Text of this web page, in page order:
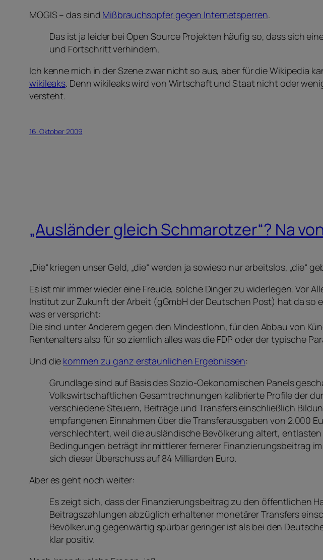
MOGIS – das sind Mißbrauchsopfer gegen Internetsperren.
Das ist ja leider bei Open Source Projekten häufig so, dass sich
und Fortschritt verhindern.
Ich kenne mich in der Szene zwar nicht so aus, aber für die Wikipedia
wikileaks. Denn wikileaks wird von Wirtschaft und Staat nicht oder
versteht.
16. Oktober 2009
„Ausländer gleich Schmarotzer“? Na
„Die“ kriegen unser Geld, „die“ werden ja sowieso nur arbeitslos, „die“
Es ist mir immer wieder eine Freude, solche Dinger zu widerlegen. Vor
Institut zur Zukunft der Arbeit (gGmbH der Deutschen Post) hat da so
was er verspricht:
Die sind unter Anderem gegen den Mindestlohn, für den Abbau von
Rentenalters also für so ziemlich alles was die FDP oder der typische
Und die kommen zu ganz erstaunlichen Ergebnissen:
Grundlage sind auf Basis des Sozio-Oekonomischen Panels
Volkswirtschaftlichen Gesamtrechnungen kalibrierte Profile der
verschiedene Steuern, Beiträge und Transfers einschließlich
empfangenen Einnahmen über die Transferausgaben von 2.000
verschlechtert, weil die ausländische Bevölkerung altert,
Bedingungen beträgt ihr mittlerer fernerer Finanzierungsbeitrag
sich dieser Überschuss auf 84 Milliarden Euro.
Aber es geht noch weiter:
Es zeigt sich, dass der Finanzierungsbeitrag zu den öffentlichen
Beitragszahlungen abzüglich erhaltener monetärer Transfers
Bevölkerung gegenwärtig spürbar geringer ist als bei den
klar positiv.